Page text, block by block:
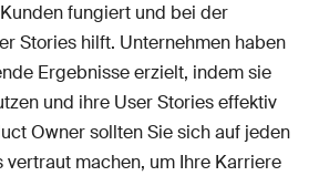
fungiert und bei der
Stories hilft. Unternehmen haben
Ergebnisse erzielt, indem sie
und ihre User Stories effektiv
Owner sollten Sie sich auf jeden
vertraut machen, um Ihre Karriere